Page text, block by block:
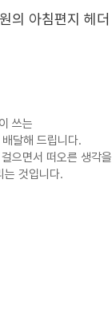
쓰는
배달해 드립니다.
으면서 떠오른 생각을
는 것입니다.